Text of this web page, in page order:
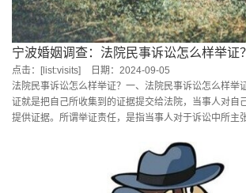
宁波婚姻调查：法院民事诉讼怎么样举证？
点击：[list:visits]
日期：2024-09-05
法院民事诉讼怎么样举证？一、法院民事诉讼怎么样举
证就是把自己所收集到的证据提交给法院，当事人对自
提供证据。所谓举证责任，是指当事人对于诉讼中所主